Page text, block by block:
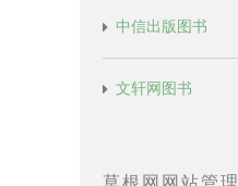
中信出版图书
文轩网图书